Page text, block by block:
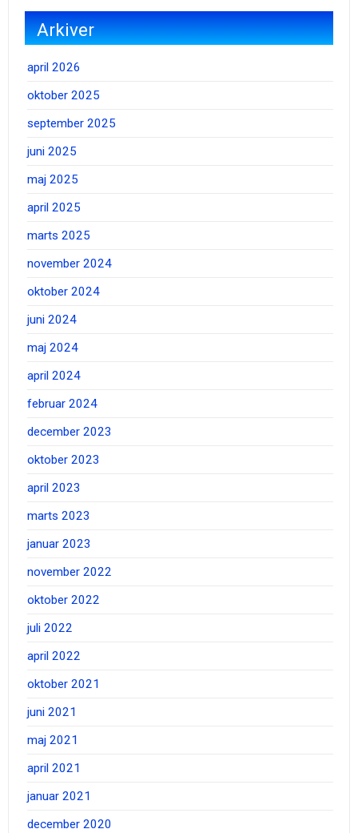
Arkiver
april 2026
oktober 2025
september 2025
juni 2025
maj 2025
april 2025
marts 2025
november 2024
oktober 2024
juni 2024
maj 2024
april 2024
februar 2024
december 2023
oktober 2023
april 2023
marts 2023
januar 2023
november 2022
oktober 2022
juli 2022
april 2022
oktober 2021
juni 2021
maj 2021
april 2021
januar 2021
december 2020